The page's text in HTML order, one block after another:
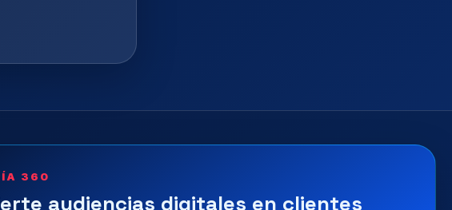
360
audiencias digitales en clientes